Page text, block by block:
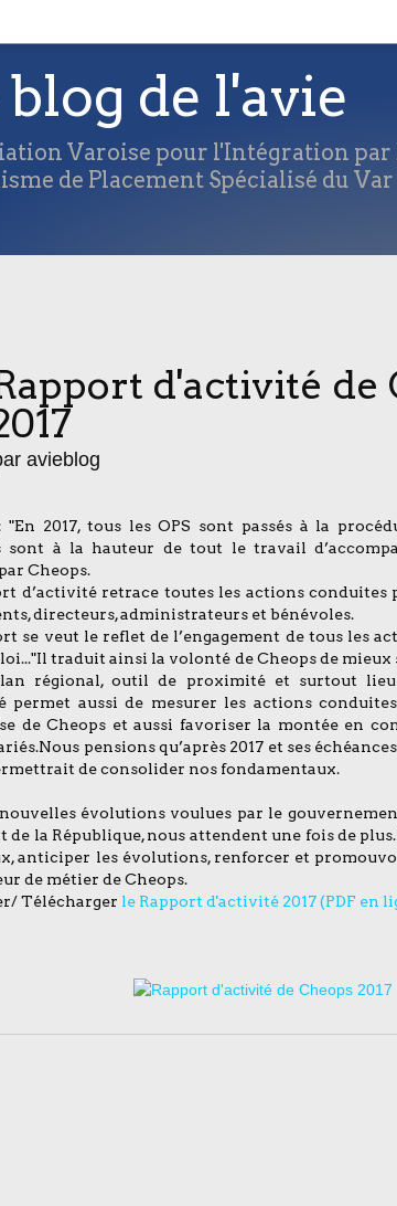
blog de l'avie
Varoise pour l'Intégration par
de Placement Spécialisé du Var
d'activité de
avieblog
"En 2017, tous les OPS sont passés à la
sont à la hauteur de tout le travail
Cheops.
d’activité retrace toutes les actions conduites
directeurs, administrateurs et bénévoles.
se veut le reflet de l’engagement de tous les
traduit ainsi la volonté de Cheops de
régional, outil de proximité et surtout lieu
permet aussi de mesurer les actions
de Cheops et aussi favoriser la montée en
pensions qu’après 2017 et ses
de consolider nos fondamentaux.
évolutions voulues par le
de la République, nous attendent une fois de
anticiper les évolutions, renforcer et
de métier de Cheops.
Télécharger le Rapport d'activité 2017 (PDF en